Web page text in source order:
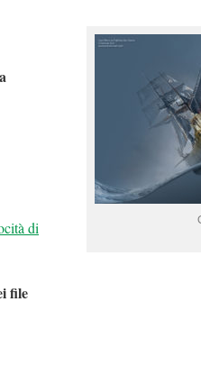
di
file